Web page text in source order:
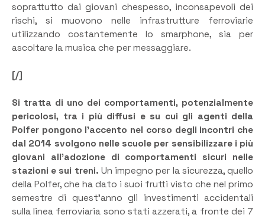
soprattutto dai giovani chespesso, inconsapevoli dei
rischi, si muovono nelle infrastrutture ferroviarie
utilizzando costantemente lo smarphone, sia per
ascoltare la musica che per messaggiare.
[/]
Si tratta di uno dei comportamenti, potenzialmente
pericolosi, tra i più diffusi e su cui gli agenti della
Polfer pongono l’accento nel corso degli incontri che
dal 2014 svolgono nelle scuole per sensibilizzare i più
giovani all’adozione di comportamenti sicuri nelle
stazioni e sui treni. Un impegno per la sicurezza, quello
della Polfer, che ha dato i suoi frutti visto che nel primo
semestre di quest’anno gli investimenti accidentali
sulla linea ferroviaria sono stati azzerati, a fronte dei 7